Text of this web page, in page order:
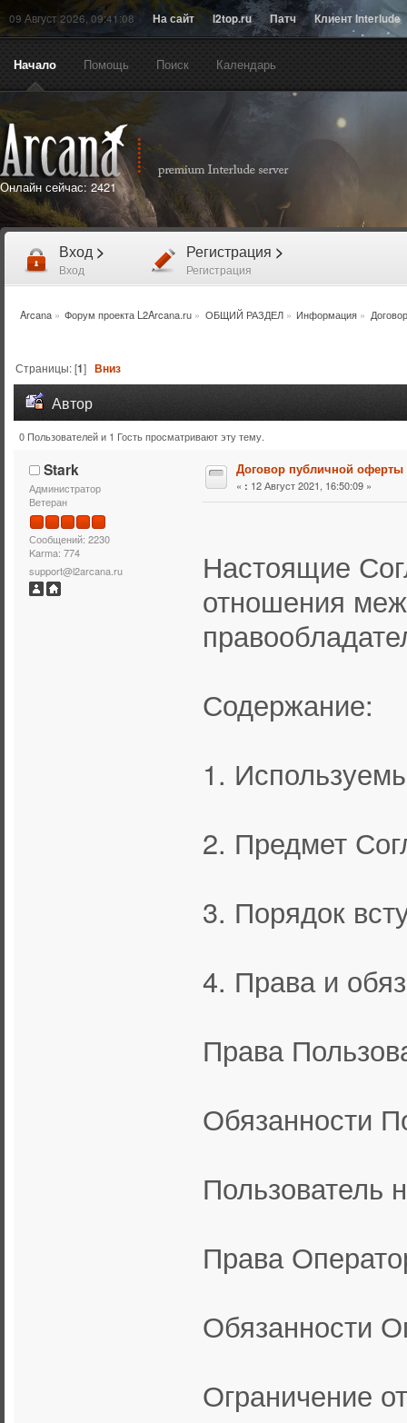
09 Август 2026, 09:41:08 На сайт l2top.ru Патч Клиент Interlude
Начало Помощь Поиск Календарь
Онлайн сейчас: 2421
Вход >
Вход
Регистрация >
Регистрация
Arcana» Форум проекта L2Arcana.ru » ОБЩИЙ РАЗДЕЛ» Информация »
Страницы: [1]Вниз
Автор
Тема: Договор публичной оферты (Прочитано 15688
0 Пользователей и 1 Гость просматривают эту тему.
Stark
Администратор
Ветеран
Сообщений: 2230
Karma: 774
support@l2arcana.ru
Договор публичной оферты
« : 12 Август 2021, 16:50:09 »
Настоящие
отношения
Содержание:
1.
2. Предмет
3. Порядок
4. Права и
Права
Обязанности
Пользователь
Права
Обязанности
Ограничение